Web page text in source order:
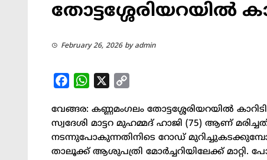
തോട്ടശ്ശേരിയറയിൽ
February 26, 2026by admin
FacebookWhatsApp
വേങ്ങര: കണ്ണമംഗലം തോട്ടശ്ശേരിയറയിൽ
സ്വദേശി മാട്ടറ മുഹമ്മദ് ഹാജി (75) ആണ്
നടന്നുപോകുന്നതിനിടെ റോഡ്
താലൂക്ക് ആശുപത്രി മോർച്ചറിയിലേക്ക് മാറ്റി.